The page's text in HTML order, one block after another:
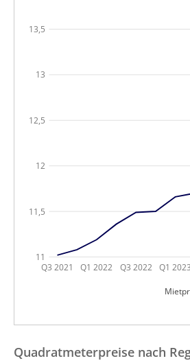
Q3 2021 Q1 2022 Q3 2022 Q1 2023
11
11,5
12
12,5
13
13,5
Quadratmeterpreise nach